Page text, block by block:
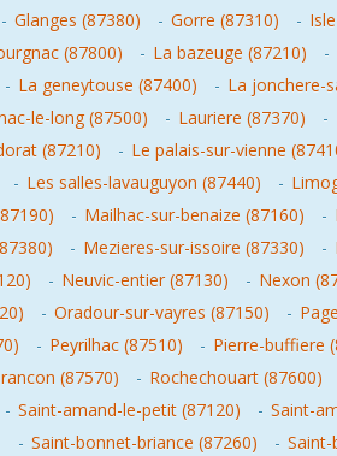
- Glanges (87380) - Gorre (87310) -
(87800) - La bazeuge (87210) -
- La geneytouse (87400) - La jonchere-
le-long (87500) - Lauriere (87370) -
(87210) - Le palais-sur-vienne
- Les salles-lavauguyon (87440) -
- Mailhac-sur-benaize (87160) -
- Mezieres-sur-issoire (87330) -
- Neuvic-entier (87130) - Nexon
- Oradour-sur-vayres (87150) -
- Peyrilhac (87510) - Pierre-buffiere
(87570) - Rochechouart (87600)
- Saint-amand-le-petit (87120) - Saint-
- Saint-bonnet-briance (87260) -